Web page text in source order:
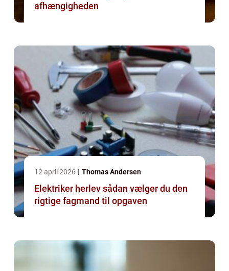
afhængigheden
12 april 2026 Thomas Andersen
Elektriker herlev sådan vælger du den
rigtige fagmand til opgaven